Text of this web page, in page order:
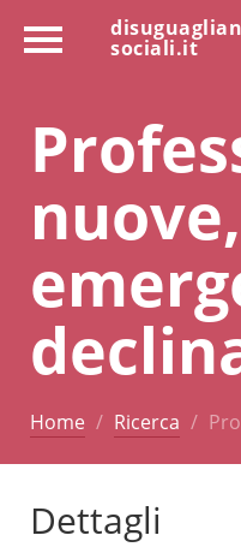
sociali.it
nuove,
Home Ricerca
Dettagli